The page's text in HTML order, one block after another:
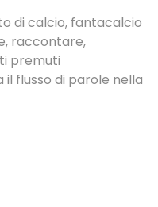
di calcio, fantacalcio
raccontare,
premuti
flusso di parole nella